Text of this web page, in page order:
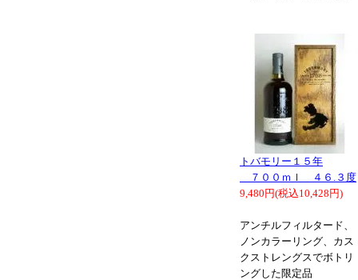
トバモリー１５年
７００ｍｌ ４６.３度
9,480円(税込10,428円)
アンチルフィルタード、
ノンカラーリング、カス
クストレングスでボトリ
ングした限定品